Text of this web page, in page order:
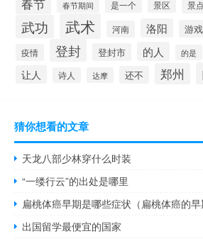
春节 春节期间 是一个 景区 景点
武功 武术 河南 洛阳 游戏
疫情 登封 登封市 的人 的是
让人 诗人 达摩 还不 郑州
猜你想看的文章
天龙八部少林穿什么时装
“一缕行云”的出处是哪里
扁桃体癌早期是哪些症状（扁桃体癌的早
出国留学最便宜的国家